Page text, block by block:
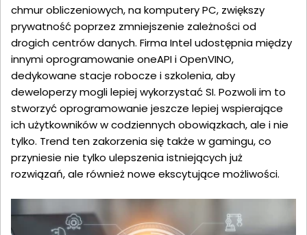
chmur obliczeniowych, na komputery PC, zwiększy
prywatność poprzez zmniejszenie zależności od
drogich centrów danych. Firma Intel udostępnia między
innymi oprogramowanie oneAPI i OpenVINO,
dedykowane stacje robocze i szkolenia, aby
deweloperzy mogli lepiej wykorzystać SI. Pozwoli im to
stworzyć oprogramowanie jeszcze lepiej wspierające
ich użytkowników w codziennych obowiązkach, ale i nie
tylko. Trend ten zakorzenia się także w gamingu, co
przyniesie nie tylko ulepszenia istniejących już
rozwiązań, ale również nowe ekscytujące możliwości.